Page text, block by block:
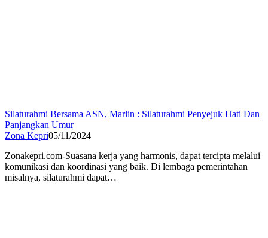
Silaturahmi Bersama ASN, Marlin : Silaturahmi Penyejuk Hati Dan
Panjangkan Umur
Zona Kepri05/11/2024
Zonakepri.com-Suasana kerja yang harmonis, dapat tercipta melalui
komunikasi dan koordinasi yang baik. Di lembaga pemerintahan
misalnya, silaturahmi dapat…